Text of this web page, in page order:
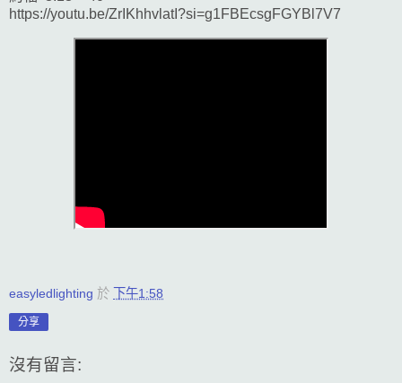
https://youtu.be/ZrIKhhvlatI?si=g1FBEcsgFGYBl7V7
easyledlighting 於 下午1:58
分享
沒有留言: